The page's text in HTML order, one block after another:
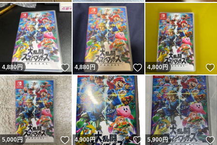
4,880円 いいね！
4,880円 いいね！
4,800円
5,000円 いいね！
4,900円 いいね！
5,900円